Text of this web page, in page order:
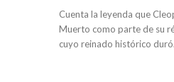
Cuenta la leyenda que
Muerto como parte de su
cuyo reinado histórico